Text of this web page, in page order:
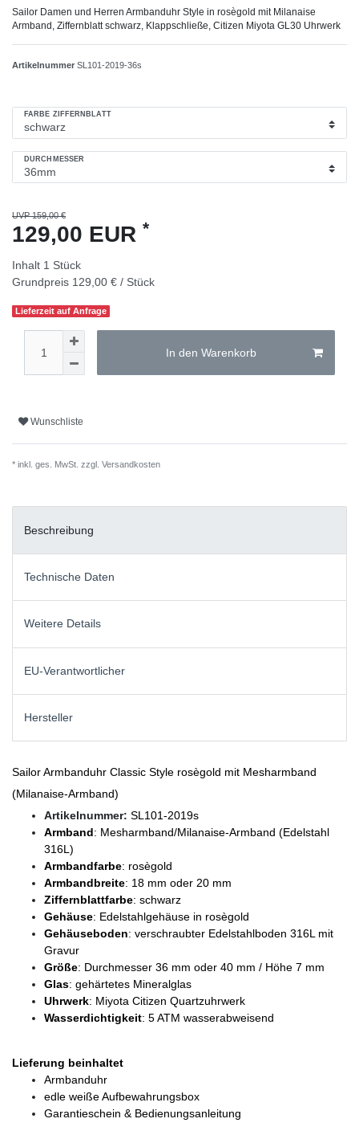
Sailor Damen und Herren Armbanduhr Style in rosègold mit Milanaise
Armband, Ziffernblatt schwarz, Klappschließe, Citizen Miyota GL30 Uhrwerk
Artikelnummer SL101-2019-36s
FARBE ZIFFERNBLATT
DURCHMESSER
UVP 159,00 €
129,00 EUR *
Inhalt 1 Stück
Grundpreis 129,00 € / Stück
Lieferzeit auf Anfrage
In den Warenkorb
Wunschliste
* inkl. ges. MwSt. zzgl. Versandkosten
Beschreibung
Technische Daten
Weitere Details
EU-Verantwortlicher
Hersteller
Sailor Armbanduhr Classic Style rosègold mit Mesharmband
(Milanaise-Armband)
Artikelnummer: SL101-2019s
Armband: Mesharmband/Milanaise-Armband (Edelstahl
316L)
Armbandfarbe: rosègold
Armbandbreite: 18 mm oder 20 mm
Ziffernblattfarbe: schwarz
Gehäuse: Edelstahlgehäuse in rosègold
Gehäuseboden: verschraubter Edelstahlboden 316L mit
Gravur
Größe: Durchmesser 36 mm oder 40 mm / Höhe 7 mm
Glas: gehärtetes Mineralglas
Uhrwerk: Miyota Citizen Quartzuhrwerk
Wasserdichtigkeit: 5 ATM wasserabweisend
Lieferung beinhaltet
Armbanduhr
edle weiße Aufbewahrungsbox
Garantieschein & Bedienungsanleitung